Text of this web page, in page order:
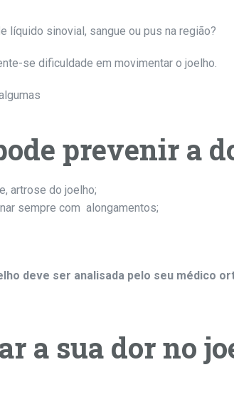
líquido sinovial, sangue ou pus na região?
se dificuldade em movimentar o joelho.
prevenir a
artrose do joelho;
sempre com alongamentos;
deve ser analisada pelo seu médico
a sua dor no